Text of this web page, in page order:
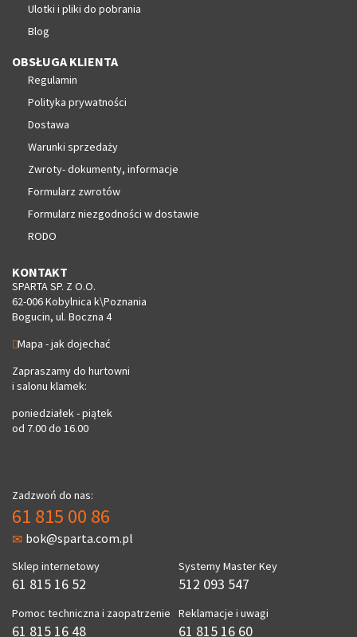
Ulotki i pliki do pobrania
Blog
OBSŁUGA KLIENTA
Regulamin
Polityka prywatności
Dostawa
Warunki sprzedaży
Zwroty- dokumenty, informacje
Formularz zwrotów
Formularz niezgodności w dostawie
RODO
KONTAKT
SPARTA SP. Z O.O.
62-006 Kobylnica k\Poznania
Bogucin, ul. Boczna 4
Mapa - jak dojechać
Zapraszamy do hurtowni
i salonu klamek:
poniedziałek - piątek
od 7.00 do 16.00
Zadzwoń do nas:
61 815 00 86
bok@sparta.com.pl
Sklep internetowy
61 815 16 52
Pomoc techniczna i zaopatrzenie
61 815 16 48
Systemy Master Key
512 093 547
Reklamacje i uwagi
61 815 16 60